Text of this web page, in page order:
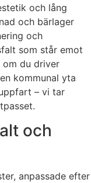
och lång
och bärlager
och
som står emot
du driver
kommunal yta
– vi tar
och
anpassade efter